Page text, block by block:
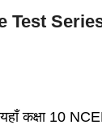
Series
कक्षा 10